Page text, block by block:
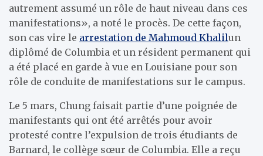
autrement assumé un rôle de haut niveau dans ces
manifestations», a noté le procès. De cette façon,
son cas vire le arrestation de Mahmoud Khalilun
diplômé de Columbia et un résident permanent qui
a été placé en garde à vue en Louisiane pour son
rôle de conduite de manifestations sur le campus.
Le 5 mars, Chung faisait partie d’une poignée de
manifestants qui ont été arrêtés pour avoir
protesté contre l’expulsion de trois étudiants de
Barnard, le collège sœur de Columbia. Elle a reçu